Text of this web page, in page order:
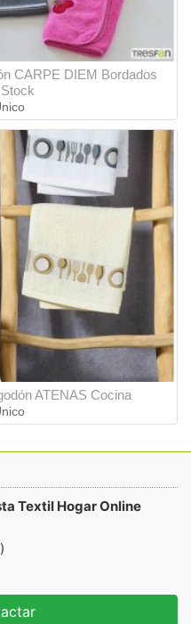
CARPE DIEM Bordados
ATENAS Cocina
Textil Hogar Online